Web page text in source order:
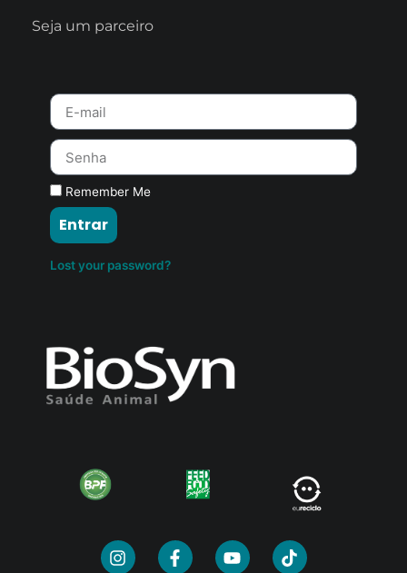
Seja um parceiro
Remember Me
Entrar
Lost your password?